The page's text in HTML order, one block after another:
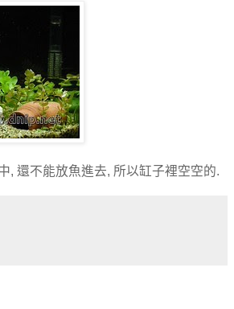
, 還不能放魚進去, 所以缸子裡空空的.